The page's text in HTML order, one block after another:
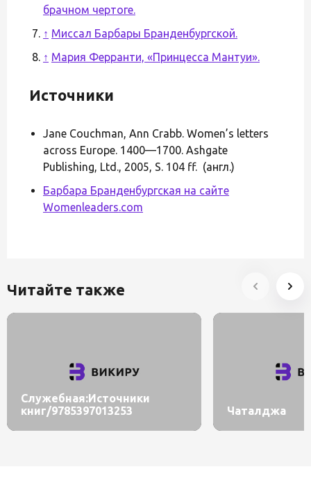
брачном чертоге.
↑ Миссал Барбары Бранденбургской.
↑ Мария Ферранти, «Принцесса Мантуи».
Источники
Jane Couchman, Ann Crabb. Women’s letters
across Europe. 1400—1700. Ashgate
Publishing, Ltd., 2005, S. 104 ff. (англ.)
Барбара Бранденбургская на сайте
Womenleaders.com
Читайте также
Служебная:Источники
книг/9785397013253
Чаталджа